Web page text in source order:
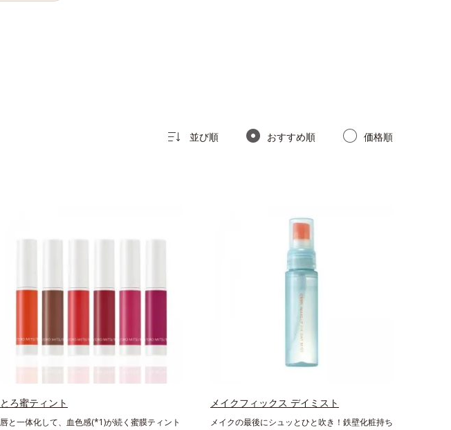
並び順 おすすめ順 価格順
とろ蜜ティント
唇と一体化して、血色感(*1)が続く蜜膜ティント
メイクフィックス デイミスト
メイクの最後にシュッとひと吹き！鉄壁化粧持ち